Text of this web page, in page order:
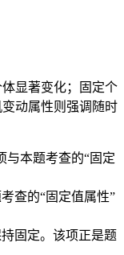
显著变化；固定个
动属性则强调随时
与本题考查的“固定
查的“固定值属性”
固定。该项正是题